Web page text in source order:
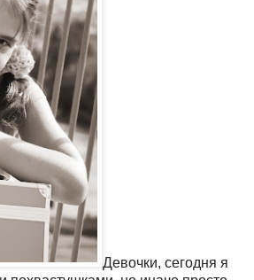
Девочки, сегодня я